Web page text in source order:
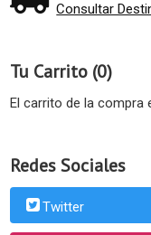
Consultar
Tu Carrito (0)
El carrito de la compra
Redes Sociales
Twitter